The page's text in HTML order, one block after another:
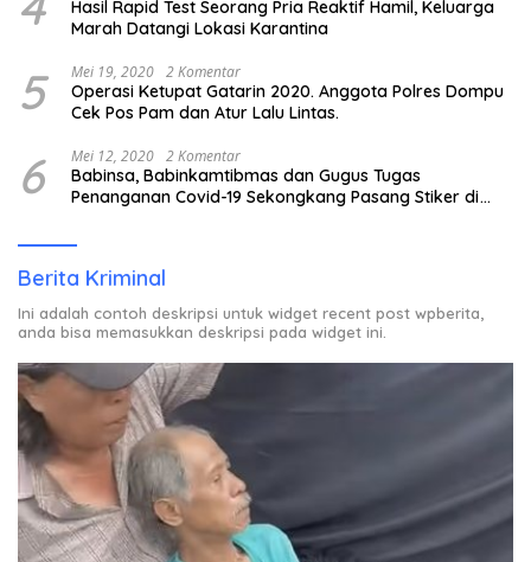
Hasil Rapid Test Seorang Pria Reaktif Hamil, Keluarga
Marah Datangi Lokasi Karantina
5 Mei 19, 2020 2 Komentar
Operasi Ketupat Gatarin 2020. Anggota Polres Dompu
Cek Pos Pam dan Atur Lalu Lintas.
6 Mei 12, 2020 2 Komentar
Babinsa, Babinkamtibmas dan Gugus Tugas
Penanganan Covid-19 Sekongkang Pasang Stiker di
Berita Kriminal
Ini adalah contoh deskripsi untuk widget recent post wpberita,
anda bisa memasukkan deskripsi pada widget ini.